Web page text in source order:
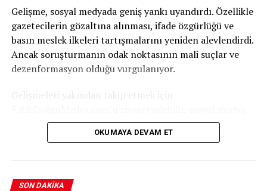
Gelişme, sosyal medyada geniş yankı uyandırdı. Özellikle
gazetecilerin gözaltına alınması, ifade özgürlüğü ve
basın meslek ilkeleri tartışmalarını yeniden alevlendirdi.
Ancak soruşturmanın odak noktasının mali suçlar ve
dezenformasyon olduğu vurgulanıyor.
Gelişmeleri yakından takip etmek için
hesaplarımızdan bizi takip edebilirsiniz.
OKUMAYA DEVAM ET
SON DAKIKA